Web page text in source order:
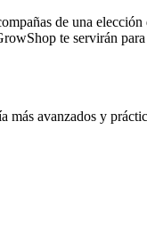
de una
te servirán
avanzados y